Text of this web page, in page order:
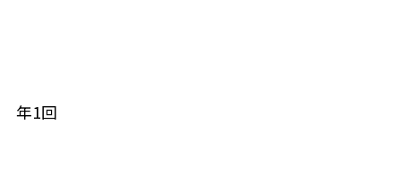
年1回